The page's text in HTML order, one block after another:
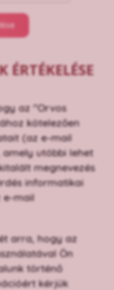
ÉRTÉKELÉSE
az "Orvos
kötelezően
(az e-mail
utóbbi lehet
megnevezés
informatikai
e-mail
arra, hogy az
Ön
történő
kérjük